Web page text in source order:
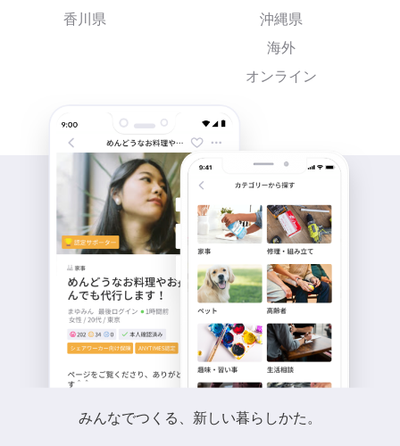
香川県
沖縄県
海外
オンライン
みんなでつくる、新しい暮らしかた。